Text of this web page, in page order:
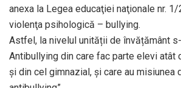
anexa la Legea educaţiei naţionale nr.
violenţa psihologică – bullying.
Astfel, la nivelul unității de învățământ
Antibullying din care fac parte elevi atât
și din cel gimnazial, și care au misiunea